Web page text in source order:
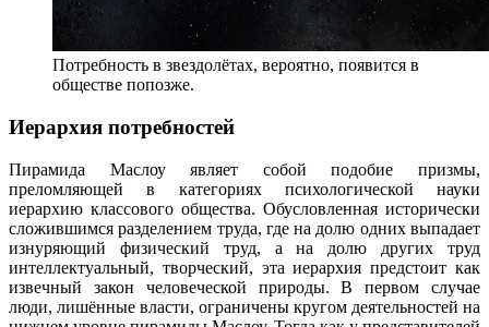
Потребность в звездолётах, вероятно, появится в
обществе попозже.
Иерархия потребностей
Пирамида Маслоу являет собой подобие призмы,
преломляющей в категориях психологической науки
иерархию классового общества. Обусловленная исторически
сложившимся разделением труда, где на долю одних выпадает
изнуряющий физический труд, а на долю других труд
интеллектуальный, творческий, эта иерархия предстоит как
извечный закон человеческой природы. В первом случае
люди, лишённые власти, ограничены кругом деятельностей на